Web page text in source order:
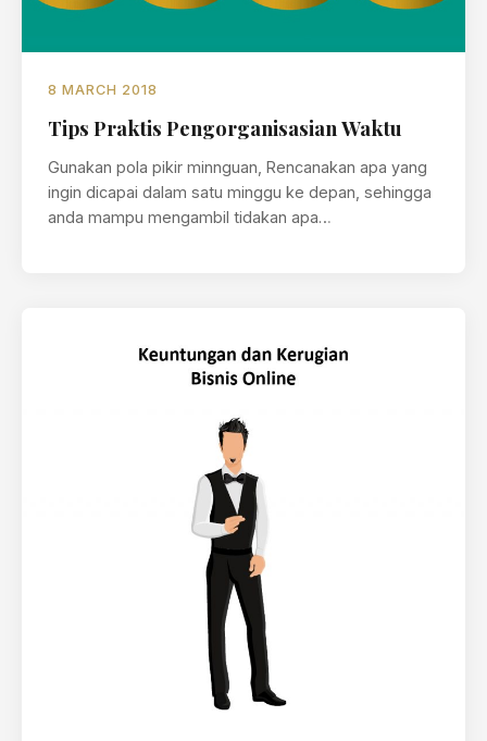
8 MARCH 2018
Tips Praktis Pengorganisasian Waktu
Gunakan pola pikir minnguan, Rencanakan apa yang
ingin dicapai dalam satu minggu ke depan, sehingga
anda mampu mengambil tidakan apa…